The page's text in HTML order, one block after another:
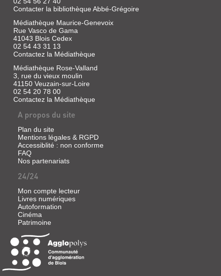
Contacter la bibliothèque Abbé-Grégoire
Médiathèque Maurice-Genevoix
Rue Vasco de Gama
41043 Blois Cedex
02 54 43 31 13
Contactez la Médiathèque
Médiathèque Rose-Valland
3, rue du vieux moulin
41150 Veuzain-sur-Loire
02 54 20 78 00
Contactez la Médiathèque
A propos du site
Plan du site
Mentions légales & RGPD
Accessiblité : non conforme
FAQ
Nos partenariats
24/24
Mon compte lecteur
Livres numériques
Autoformation
Cinéma
Patrimoine